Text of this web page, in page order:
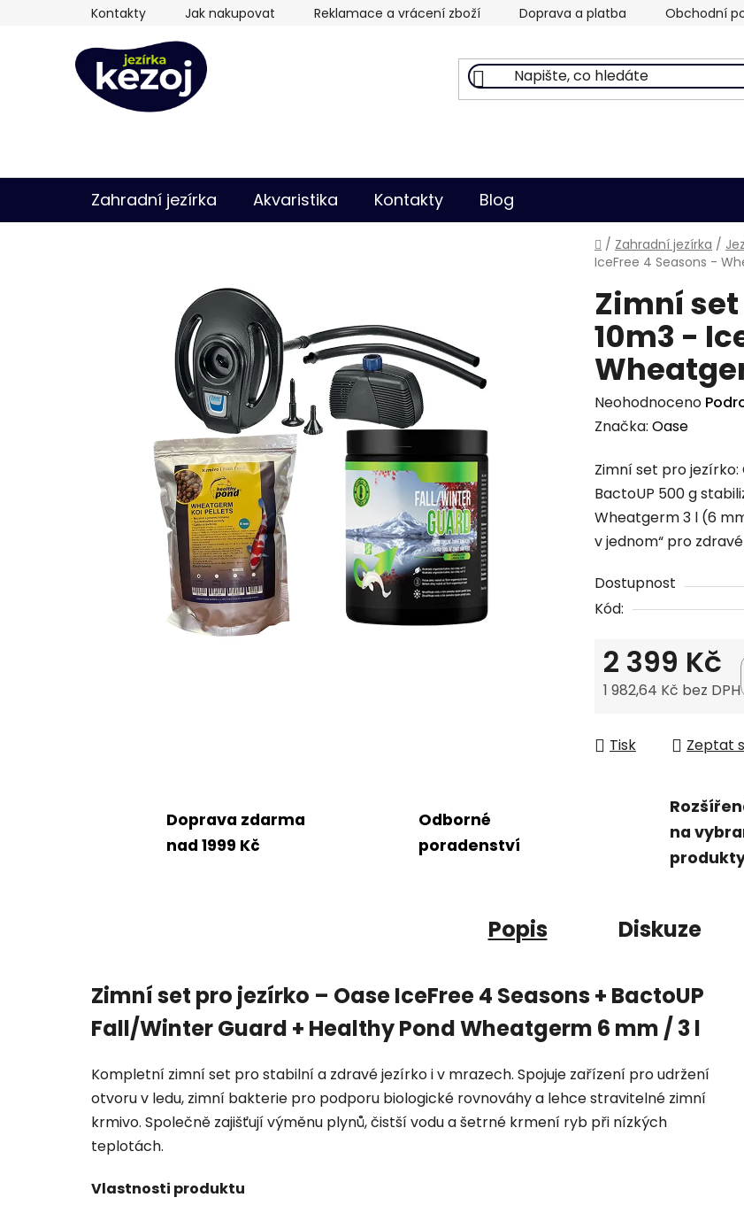
Kontakty Jak nakupovat Reklamace a vrácení zboží Doprava a platba Obchodní
Zahradní jezírka Akvaristika Kontakty Blog
Domů
/ Zahradní jezírka /
IceFree 4 Seasons -
Zimní
10m3 -
Průměrné
hodnocení
je
0,0
z
5
Neohodnoceno
Značka: Oase
Zimní set pro jezírko:
BactoUP 500 g
Wheatgerm 3 l (6
v jednom“ pro
Dostupnost
Kód:
2 399 Kč
1 982,64 Kč bez DPH
Tisk Zeptat
Doprava zdarma
nad 1999 Kč
Odborné
poradenství
na
Popis Diskuze
Zimní set pro jezírko – Oase IceFree 4 Seasons + BactoUP
Fall/Winter Guard + Healthy Pond Wheatgerm 6 mm / 3 l
Kompletní zimní set pro stabilní a zdravé jezírko i v mrazech. Spojuje zařízení pro udržení
otvoru v ledu, zimní bakterie pro podporu biologické rovnováhy a lehce stravitelné zimní
krmivo. Společně zajišťují výměnu plynů, čistší vodu a šetrné krmení ryb při nízkých
teplotách.
Vlastnosti produktu